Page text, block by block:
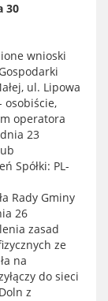
30
wnioski
ul. Lipowa
osobiście,
operatora
23
Spółki: PL-
Rady Gminy
26
zasad
ze
na
do sieci
z